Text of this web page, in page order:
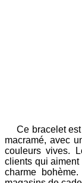
Ce bracelet
macramé, avec
couleurs vives.
clients qui aiment
charme